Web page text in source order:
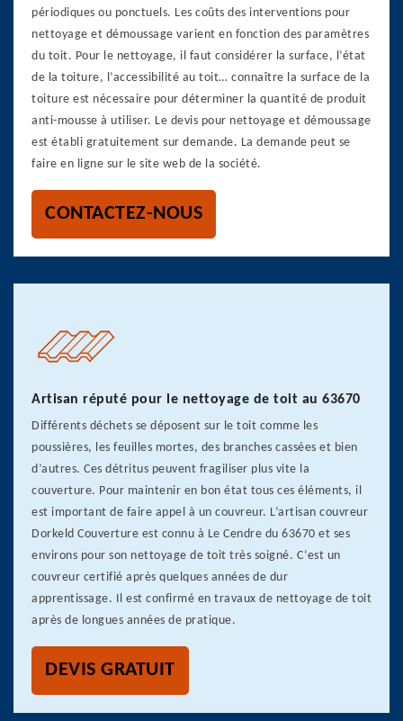
périodiques ou ponctuels. Les coûts des interventions pour
nettoyage et démoussage varient en fonction des paramètres
du toit. Pour le nettoyage, il faut considérer la surface, l’état
de la toiture, l’accessibilité au toit… connaître la surface de la
toiture est nécessaire pour déterminer la quantité de produit
anti-mousse à utiliser. Le devis pour nettoyage et démoussage
est établi gratuitement sur demande. La demande peut se
faire en ligne sur le site web de la société.
CONTACTEZ-NOUS
Artisan réputé pour le nettoyage de toit au 63670
Différents déchets se déposent sur le toit comme les
poussières, les feuilles mortes, des branches cassées et bien
d’autres. Ces détritus peuvent fragiliser plus vite la
couverture. Pour maintenir en bon état tous ces éléments, il
est important de faire appel à un couvreur. L’artisan couvreur
Dorkeld Couverture est connu à Le Cendre du 63670 et ses
environs pour son nettoyage de toit très soigné. C’est un
couvreur certifié après quelques années de dur
apprentissage. Il est confirmé en travaux de nettoyage de toit
après de longues années de pratique.
DEVIS GRATUIT